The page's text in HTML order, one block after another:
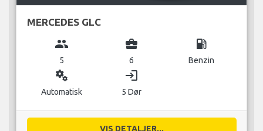
MERCEDES GLC
group
5
business_center
6
local_gas_station
Benzin
miscellaneous_services
Automatisk
login
5 Dør
VIS DETALJER...